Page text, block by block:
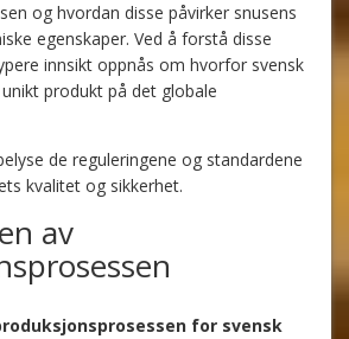
og hvordan disse påvirker snusens
egenskaper. Ved å forstå disse
innsikt oppnås om hvorfor svensk
produkt på det globale
de reguleringene og standardene
kvalitet og sikkerhet.
av
for svensk